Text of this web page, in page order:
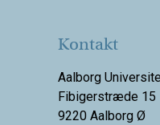
Kontakt
Aalborg
Fibigerstræde 15
9220 Aalborg Ø